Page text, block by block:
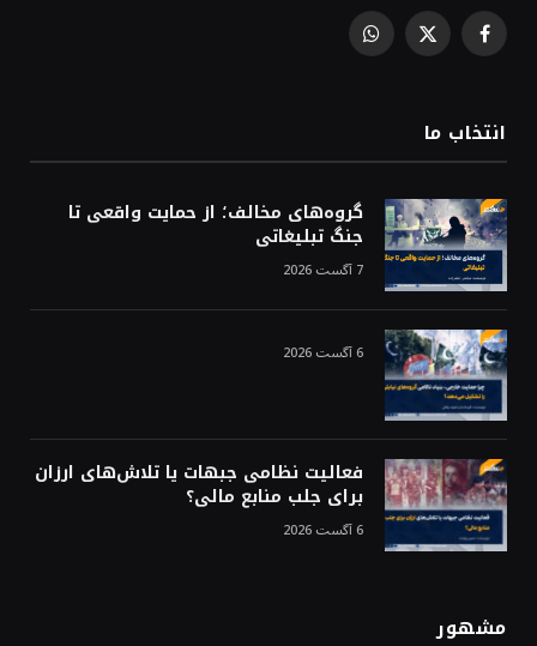
Facebook
X
WhatsApp
انتخاب ما
گروه‌های مخالف؛ از حمایت واقعی تا
جنگ تبلیغاتی
7 آگست 2026
6 آگست 2026
فعالیت نظامی جبهات یا تلاش‌های ارزان
برای جلب منابع مالی؟
6 آگست 2026
مشهور